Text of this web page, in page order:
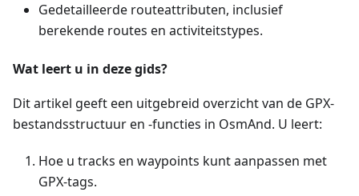
Gedetailleerde routeattributen, inclusief
berekende routes en activiteitstypes.
Wat leert u in deze gids?
Dit artikel geeft een uitgebreid overzicht van de GPX-
bestandsstructuur en -functies in OsmAnd. U leert:
Hoe u tracks en waypoints kunt aanpassen met
GPX-tags.